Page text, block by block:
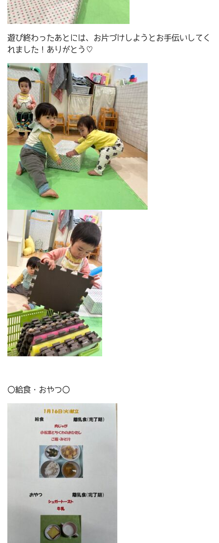
遊び終わったあとには、お片づけしようとお手伝いしてく
れました！ありがとう♡
〇給食・おやつ〇